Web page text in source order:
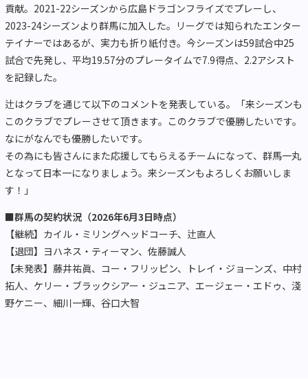
貢献。2021-22シーズンから広島ドラゴンフライズでプレーし、
2023-24シーズンより群馬に加入した。リーグでは知られたエンター
テイナーではあるが、実力も折り紙付き。今シーズンは59試合中25
試合で先発し、平均19.57分のプレータイムで7.9得点、2.2アシスト
を記録した。
辻はクラブを通じて以下のコメントを発表している。「来シーズンも
このクラブでプレーさせて頂きます。このクラブで優勝したいです。
なにがなんでも優勝したいです。
その為にも皆さんにまた応援してもらえるチームになって、群馬一丸
となって日本一になりましょう。来シーズンもよろしくお願いしま
す！」
■群馬の契約状況（2026年6月3日時点）
【継続】カイル・ミリングヘッドコーチ、辻直人
【退団】ヨハネス・ティーマン、佐藤誠人
【未発表】藤井祐眞、コー・フリッピン、トレイ・ジョーンズ、中村
拓人、ケリー・ブラックシアー・ジュニア、エージェー・エドゥ、淺
野ケニー、細川一輝、谷口大智